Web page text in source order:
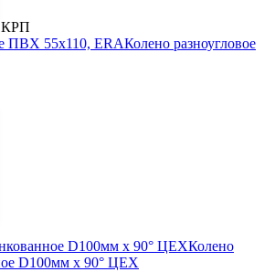
ПВХ 55х110, ERAКолено разноугловое
D100мм х 90° ЦЕХКолено
D100мм х 90° ЦЕХ